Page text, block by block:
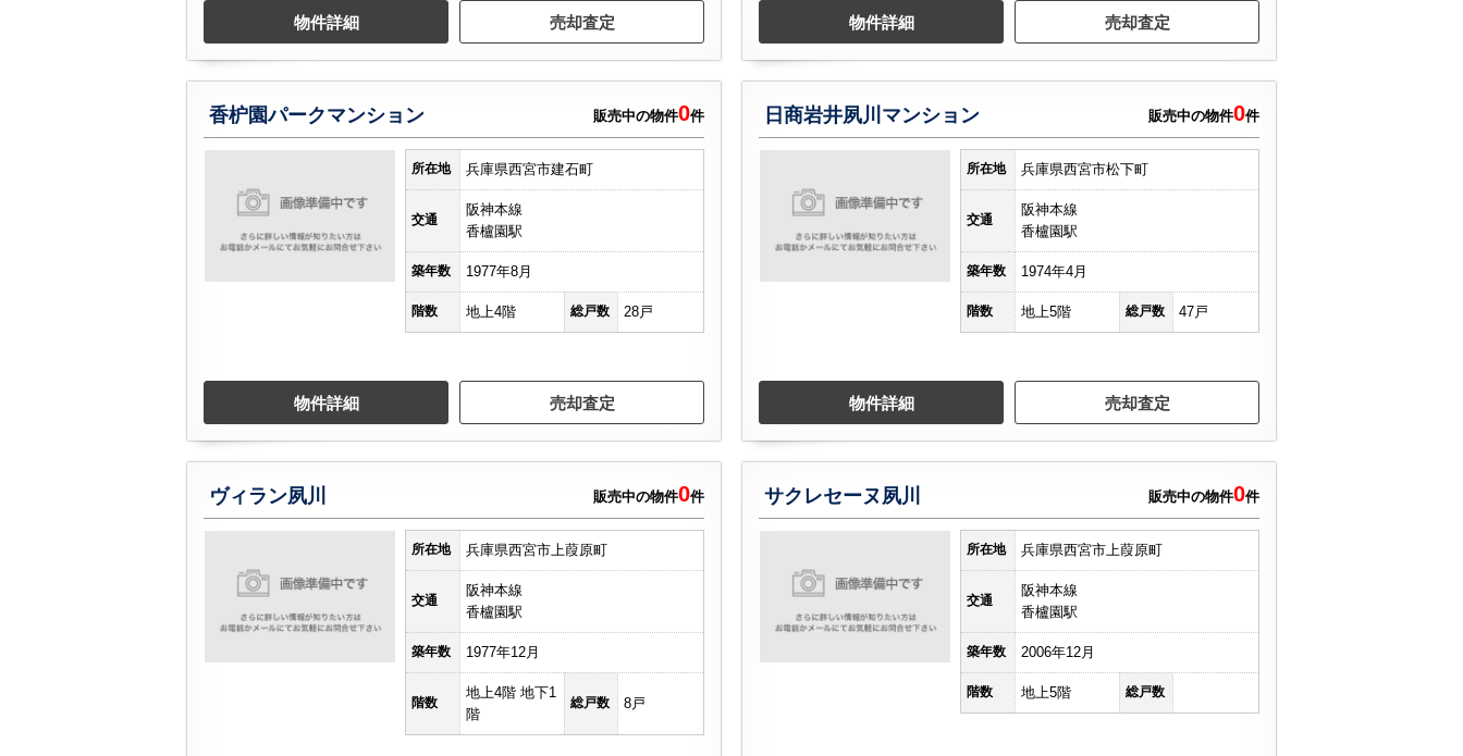
物件詳細 売却査定 物件詳細 売却査定
香枦園パークマンション 販売中の物件0件
所在地 兵庫県西宮市建石町
交通
阪神本線
香櫨園駅
築年数 1977年8月
階数 地上4階 総戸数 28戸
物件詳細 売却査定
日商岩井夙川マンション 販売中の物件0件
所在地 兵庫県西宮市松下町
交通
阪神本線
香櫨園駅
築年数 1974年4月
階数 地上5階 総戸数 47戸
物件詳細 売却査定
ヴィラン夙川 販売中の物件0件
所在地 兵庫県西宮市上葭原町
交通
阪神本線
香櫨園駅
築年数 1977年12月
階数
地上4階 地下1
階
総戸数 8戸
サクレセーヌ夙川 販売中の物件0件
所在地 兵庫県西宮市上葭原町
交通
阪神本線
香櫨園駅
築年数 2006年12月
階数 地上5階 総戸数